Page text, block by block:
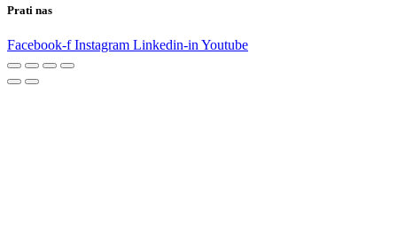
Prati nas
Facebook-f Instagram Linkedin-in Youtube